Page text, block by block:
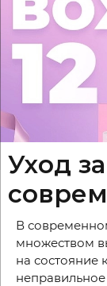
Уход
В
множеством
на состояние